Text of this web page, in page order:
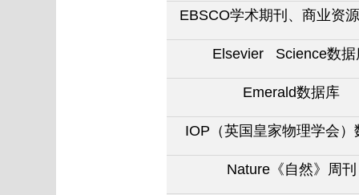
EBSCO学术期刊、商业资
Elsevier Science数据
Emerald数据库
IOP （英国皇家物理学会
Nature《自然》周刊